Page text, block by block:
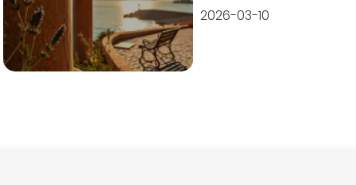
2026-03-10